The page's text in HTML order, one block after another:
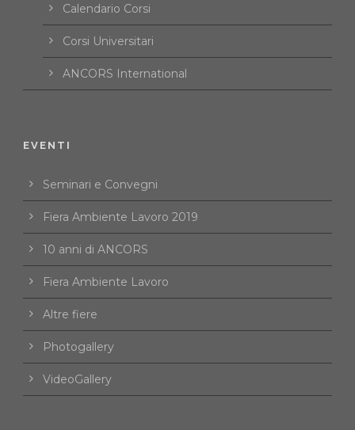
Calendario Corsi
Corsi Universitari
ANCORS International
EVENTI
Seminari e Convegni
Fiera Ambiente Lavoro 2019
10 anni di ANCORS
Fiera Ambiente Lavoro
Altre fiere
Photogallery
VideoGallery